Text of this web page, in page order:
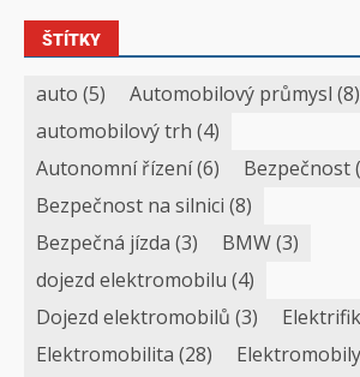
ŠTÍTKY
auto (5) Automobilový průmysl (8)
automobilový trh (4)
Autonomní řízení(6) Bezpečnost
Bezpečnost na silnici (8)
Bezpečná jízda (3) BMW(3)
dojezd elektromobilu (4)
Dojezd elektromobilů (3)
Elektromobilita (28) Elektromobily